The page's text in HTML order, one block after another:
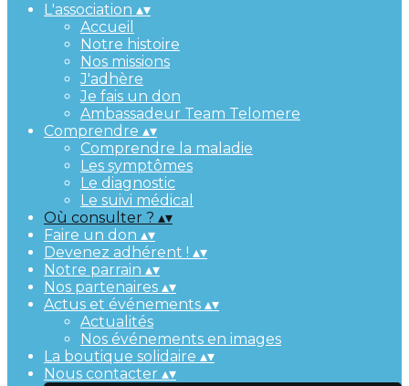
L'association ▴▾
Accueil
Notre histoire
Nos missions
J'adhère
Je fais un don
Ambassadeur Team Telomere
Comprendre ▴▾
Comprendre la maladie
Les symptômes
Le diagnostic
Le suivi médical
Où consulter ? ▴▾
Faire un don ▴▾
Devenez adhérent ! ▴▾
Notre parrain ▴▾
Nos partenaires ▴▾
Actus et événements ▴▾
Actualités
Nos événements en images
La boutique solidaire ▴▾
Nous contacter ▴▾